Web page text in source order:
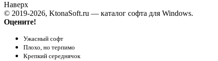
Наверх
© 2019-2026, KtonaSoft.ru — каталог софта для Windows.
Оцените!
Ужасный софт
Плохо, но терпимо
Крепкий середнячок